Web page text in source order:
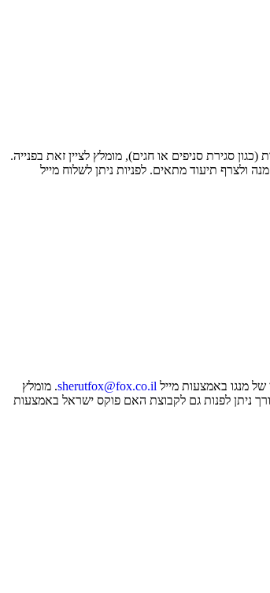
מנסיבות חריגות (כגון סגירת סניפים או חגים), מומלץ לציין זאת בפנייה.
ולצרף תיעוד מתאים. לפניות ניתן לשלוח מייל
מנגו באמצעות מייל sherutfox@fox.co.il. מומלץ
ניתן לפנות גם לקבוצת האם פוקס ישראל באמצעות